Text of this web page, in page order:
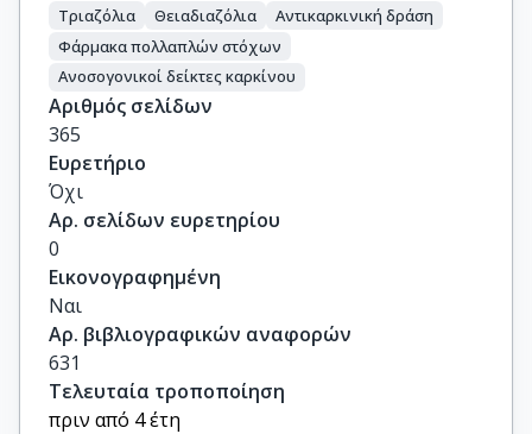
Τριαζόλια Θειαδιαζόλια
Αντικαρκινική δράση
Φάρμακα πολλαπλών στόχων
Ανοσογονικοί δείκτες καρκίνου
Αριθμός σελίδων
365
Ευρετήριο
Όχι
Αρ. σελίδων ευρετηρίου
0
Εικονογραφημένη
Ναι
Αρ. βιβλιογραφικών αναφορών
631
Τελευταία τροποποίηση
πριν από 4 έτη